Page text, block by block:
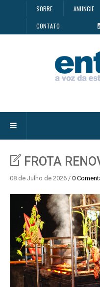
SOBRE ANUNCIE
CONTATO
FROTA
08 de Julho de 2026 / 0